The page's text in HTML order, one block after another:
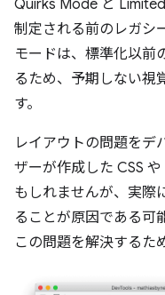
Quirks Mode と
制定される前のレガシ
モードは、標準化以前
るため、予期しない視
す。
レイアウトの問題をデ
ザーが作成した CSS
もしれませんが、実際
ることが原因である可
この問題を解決するた